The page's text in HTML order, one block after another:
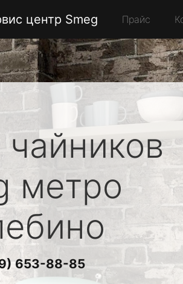
центр Smeg Прайс
метро
653-88-85